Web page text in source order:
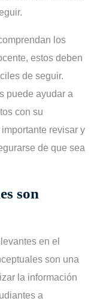
los
estos deben
de seguir.
puede ayudar a
con su
revisar y
de que sea
son
en el
son una
la información
a